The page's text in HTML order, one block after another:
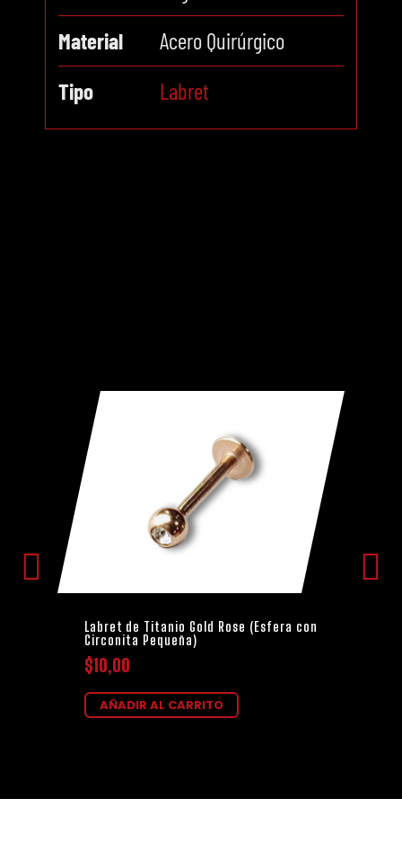
Material
Acero Quirúrgico
Tipo
Labret
Labret de Titanio Gold Rose (Esfera con
Circonita Pequeña)
$10,00
AÑADIR AL CARRITO